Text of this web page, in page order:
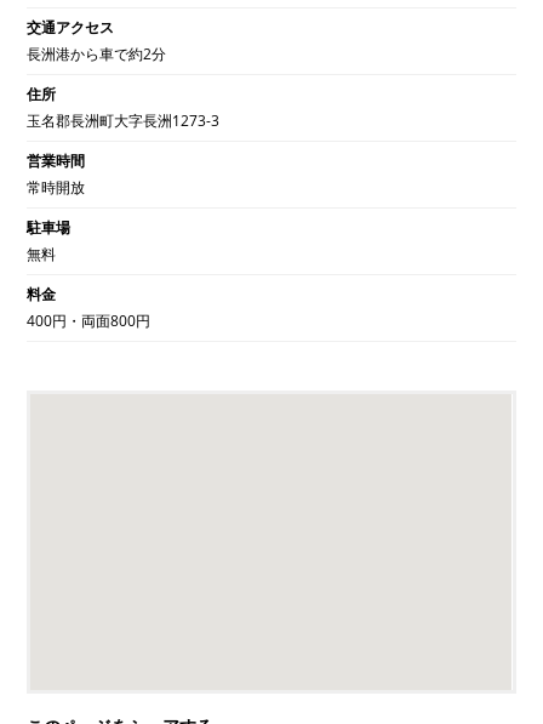
交通アクセス
長洲港から車で約2分
住所
玉名郡長洲町大字長洲1273-3
営業時間
常時開放
駐車場
無料
料金
400円・両面800円